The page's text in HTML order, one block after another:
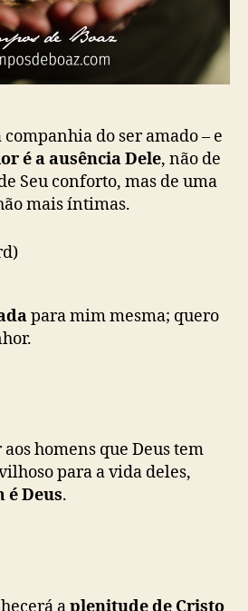
companhia do ser amado – e
é a ausência Dele, não de
Seu conforto, mas de uma
mais íntimas.
para mim mesma; quero
homens que Deus tem
para a vida deles,
é Deus.
aplenitude de Cristo